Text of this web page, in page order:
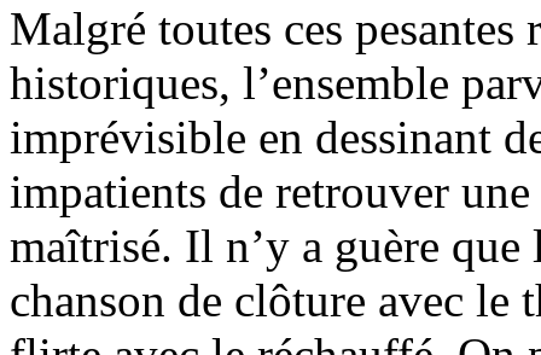
Malgré toutes ces pesantes
historiques, l’ensemble
imprévisible en dessinant
impatients de retrouver
maîtrisé. Il n’y a guère
chanson de clôture avec le